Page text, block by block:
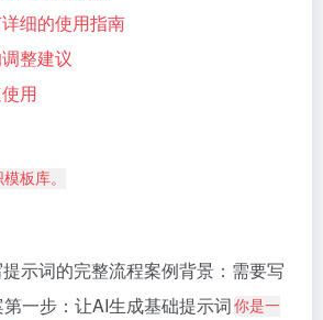
细的使用指南
整建议
用
板库。
示词的完整流程案例背景：需要写
一步：让AI生成基础提示词你是一